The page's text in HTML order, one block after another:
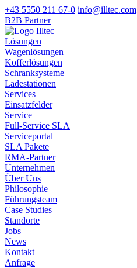
+43 5550 211 67-0 info@illtec.com
B2B Partner
Lösungen
Wagenlösungen
Kofferlösungen
Schranksysteme
Ladestationen
Services
Einsatzfelder
Service
Full-Service SLA
Serviceportal
SLA Pakete
RMA-Partner
Unternehmen
Über Uns
Philosophie
Führungsteam
Case Studies
Standorte
Jobs
News
Kontakt
Anfrage